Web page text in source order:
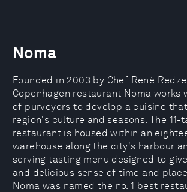
Noma
Founded in 2003 by Chef René
Copenhagen restaurant Noma works
of purveyors to develop a cuisine
region's culture and seasons. The 11-
restaurant is housed within an
warehouse along the city's harbour
serving tasting menu designed to
and delicious sense of time and
Noma was named the no. 1 best